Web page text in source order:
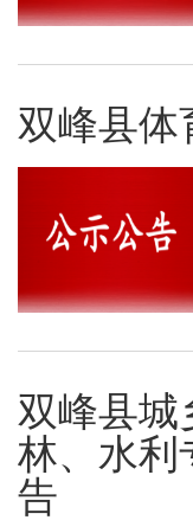
双峰县体
双峰县城
林、水利
告